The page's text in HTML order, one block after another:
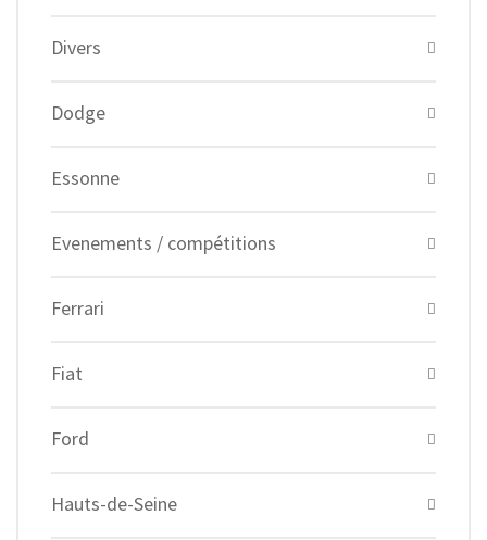
Divers
Dodge
Essonne
Evenements / compétitions
Ferrari
Fiat
Ford
Hauts-de-Seine